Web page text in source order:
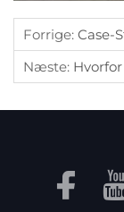
Forrige: Case-Study:
Næste: Hvorfor